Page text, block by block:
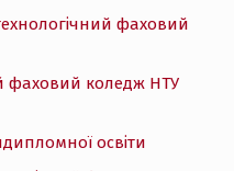
фаховий
фаховий коледж НТУ
освіти